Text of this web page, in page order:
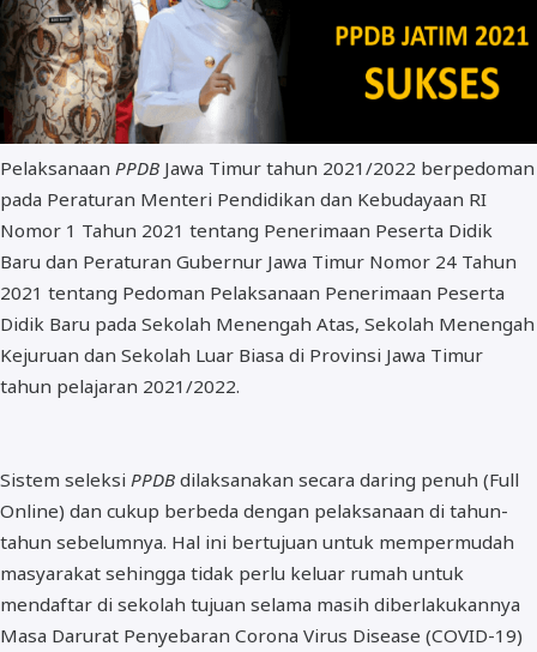
Pelaksanaan PPDB Jawa Timur tahun 2021/2022 berpedoman
pada Peraturan Menteri Pendidikan dan Kebudayaan RI
Nomor 1 Tahun 2021 tentang Penerimaan Peserta Didik
Baru dan Peraturan Gubernur Jawa Timur Nomor 24 Tahun
2021 tentang Pedoman Pelaksanaan Penerimaan Peserta
Didik Baru pada Sekolah Menengah Atas, Sekolah Menengah
Kejuruan dan Sekolah Luar Biasa di Provinsi Jawa Timur
tahun pelajaran 2021/2022.
Sistem seleksi PPDB dilaksanakan secara daring penuh (Full
Online) dan cukup berbeda dengan pelaksanaan di tahun-
tahun sebelumnya. Hal ini bertujuan untuk mempermudah
masyarakat sehingga tidak perlu keluar rumah untuk
mendaftar di sekolah tujuan selama masih diberlakukannya
Masa Darurat Penyebaran Corona Virus Disease (COVID-19)